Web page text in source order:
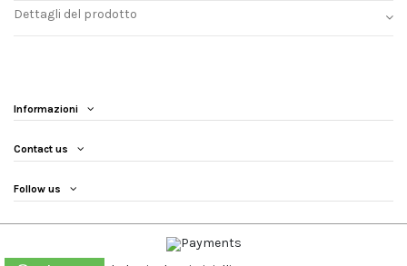
Dettagli del prodotto
Informazioni
Contact us
Follow us